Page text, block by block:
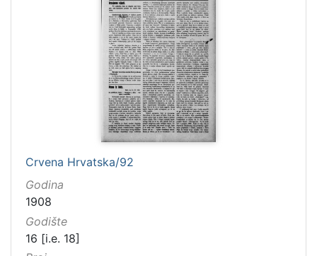
Crvena Hrvatska/92
Godina
1908
Godište
16 [i.e. 18]